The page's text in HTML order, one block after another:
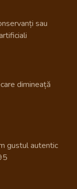
sau
dimineață
gustul autentic